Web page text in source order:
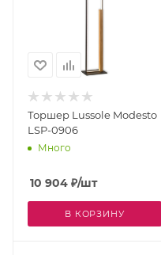
Торшер Lussole Modesto
LSP-0906
Много
10 904 ₽/шт
В КОРЗИНУ